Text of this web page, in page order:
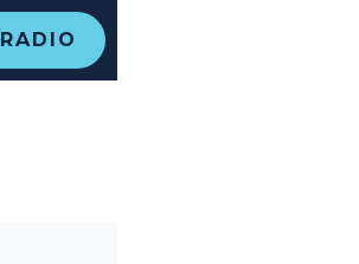
RADIO